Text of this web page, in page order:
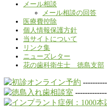
メール相談
メール相談の回答
医療費控除
個人情報保護方針
当サイトについて
リンク集
ニューズレター
花の歯科衛生士 徳島支部